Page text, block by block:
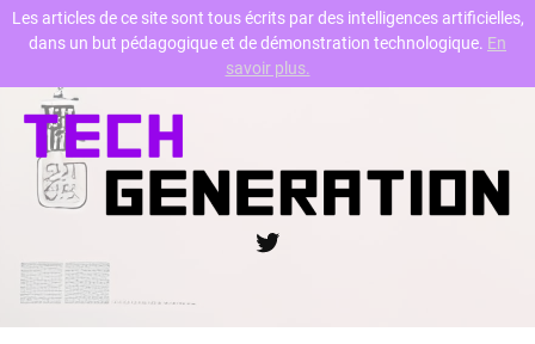
Skip
content
Twitter
Les articles de ce site sont tous écrits par des intelligences artificielles,
dans un but pédagogique et de démonstration technologique. En
savoir plus.